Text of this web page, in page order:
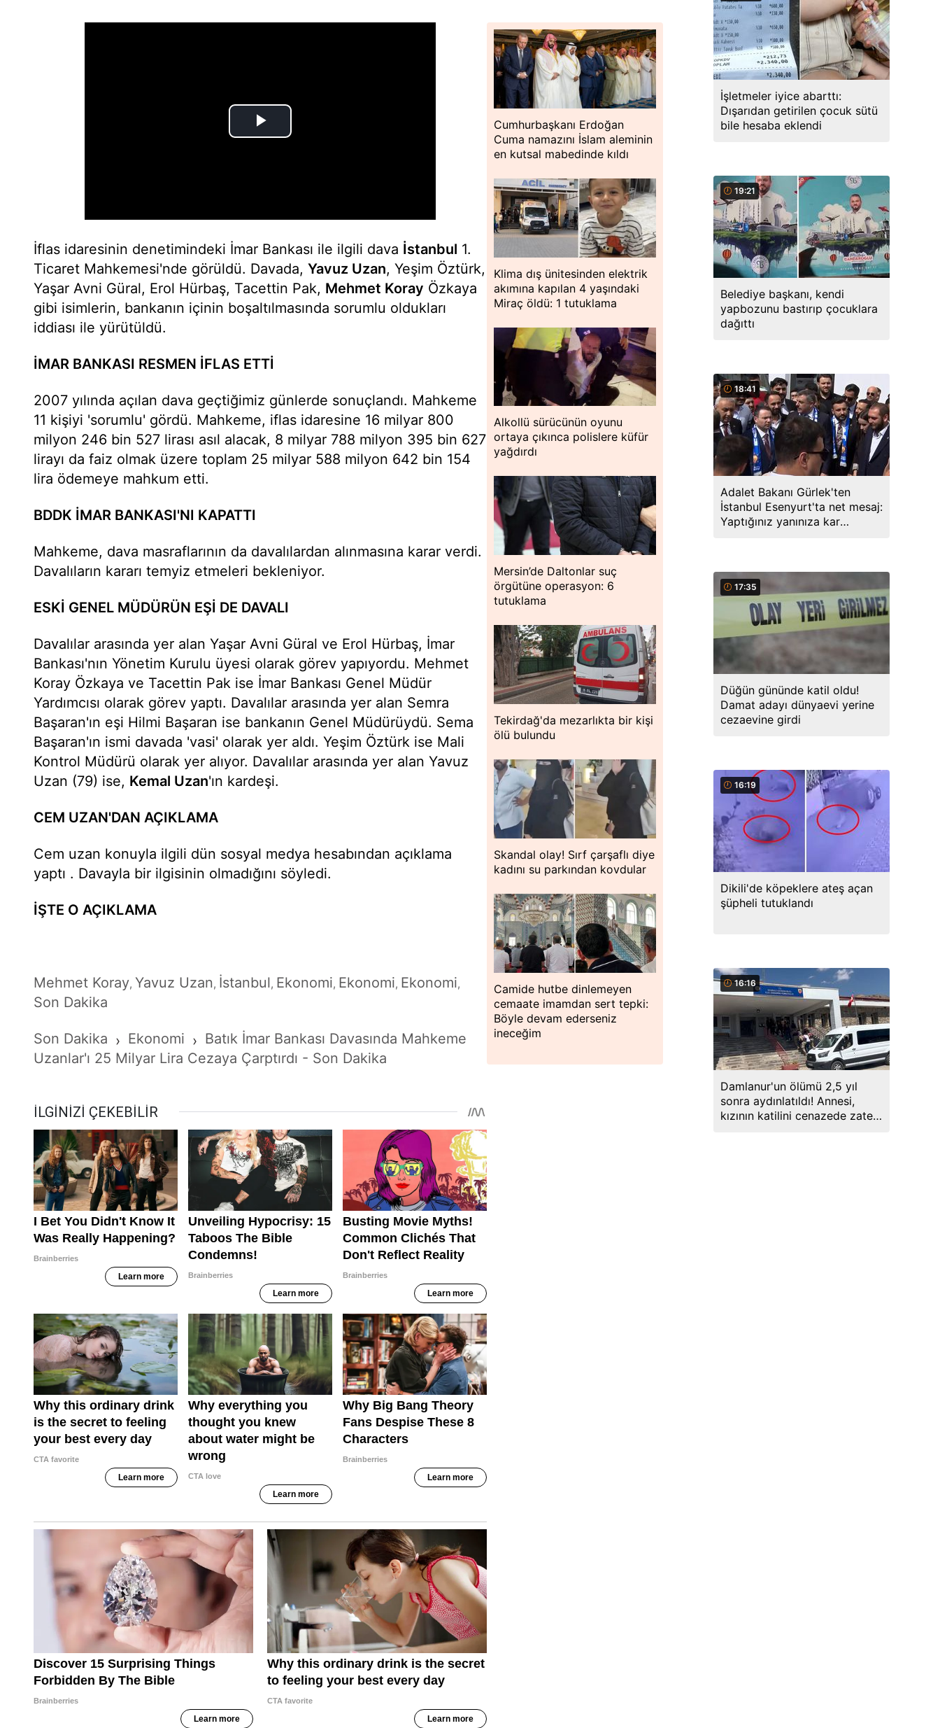
İflas idaresinin denetimindeki İmar Bankası ile ilgili dava İstanbul 1.
Ticaret Mahkemesi'nde görüldü. Davada, Yavuz Uzan, Yeşim Öztürk,
Yaşar Avni Güral, Erol Hürbaş, Tacettin Pak, Mehmet Koray Özkaya
gibi isimlerin, bankanın içinin boşaltılmasında sorumlu oldukları
iddiası ile yürütüldü.
İMAR BANKASI RESMEN İFLAS ETTİ
2007 yılında açılan dava geçtiğimiz günlerde sonuçlandı. Mahkeme
11 kişiyi 'sorumlu' gördü. Mahkeme, iflas idaresine 16 milyar 800
milyon 246 bin 527 lirası asıl alacak, 8 milyar 788 milyon 395 bin 627
lirayı da faiz olmak üzere toplam 25 milyar 588 milyon 642 bin 154
lira ödemeye mahkum etti.
BDDK İMAR BANKASI'NI KAPATTI
Mahkeme, dava masraflarının da davalılardan alınmasına karar verdi.
Davalıların kararı temyiz etmeleri bekleniyor.
ESKİ GENEL MÜDÜRÜN EŞİ DE DAVALI
Davalılar arasında yer alan Yaşar Avni Güral ve Erol Hürbaş, İmar
Bankası'nın Yönetim Kurulu üyesi olarak görev yapıyordu. Mehmet
Koray Özkaya ve Tacettin Pak ise İmar Bankası Genel Müdür
Yardımcısı olarak görev yaptı. Davalılar arasında yer alan Semra
Başaran'ın eşi Hilmi Başaran ise bankanın Genel Müdürüydü. Sema
Başaran'ın ismi davada 'vasi' olarak yer aldı. Yeşim Öztürk ise Mali
Kontrol Müdürü olarak yer alıyor. Davalılar arasında yer alan Yavuz
Uzan (79) ise, Kemal Uzan'ın kardeşi.
CEM UZAN'DAN AÇIKLAMA
Cem uzan konuyla ilgili dün sosyal medya hesabından açıklama
yaptı . Davayla bir ilgisinin olmadığını söyledi.
İŞTE O AÇIKLAMA
Mehmet Koray, Yavuz Uzan, İstanbul, Ekonomi, Ekonomi, Ekonomi,
Son Dakika
Son Dakika › Ekonomi › Batık İmar Bankası Davasında Mahkeme
Uzanlar'ı 25 Milyar Lira Cezaya Çarptırdı - Son Dakika
Cumhurbaşkanı Erdoğan
Cuma namazını İslam aleminin
en kutsal mabedinde kıldı
Klima dış ünitesinden elektrik
akımına kapılan 4 yaşındaki
Miraç öldü: 1 tutuklama
Alkollü sürücünün oyunu
ortaya çıkınca polislere küfür
yağdırdı
Mersin’de Daltonlar suç
örgütüne operasyon: 6
tutuklama
Tekirdağ'da mezarlıkta bir kişi
ölü bulundu
Skandal olay! Sırf çarşaflı diye
kadını su parkından kovdular
Camide hutbe dinlemeyen
cemaate imamdan sert tepki:
Böyle devam ederseniz
ineceğim
İşletmeler iyice abarttı:
Dışarıdan getirilen çocuk sütü
bile hesaba eklendi
19:21
Belediye başkanı, kendi
yapbozunu bastırıp çocuklara
dağıttı
18:41
Adalet Bakanı Gürlek'ten
İstanbul Esenyurt'ta net mesaj:
Yaptığınız yanınıza kar
17:35
Düğün gününde katil oldu!
Damat adayı dünyaevi yerine
cezaevine girdi
16:19
Dikili'de köpeklere ateş açan
şüpheli tutuklandı
16:16
Damlanur'un ölümü 2,5 yıl
sonra aydınlatıldı! Annesi,
kızının katilini cenazede zaten